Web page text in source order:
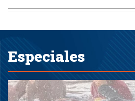
Especiales